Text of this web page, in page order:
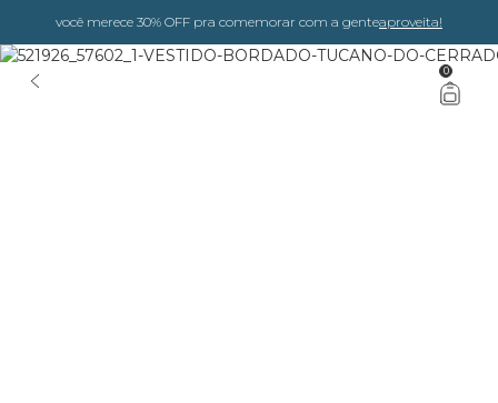
você merece 30% OFF pra comemorar com a genteaproveita!
0